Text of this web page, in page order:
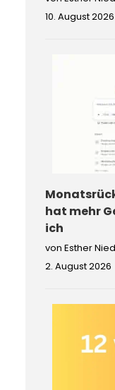
10. August 2026
hat mehr
ich
von Esther
2. August 2026